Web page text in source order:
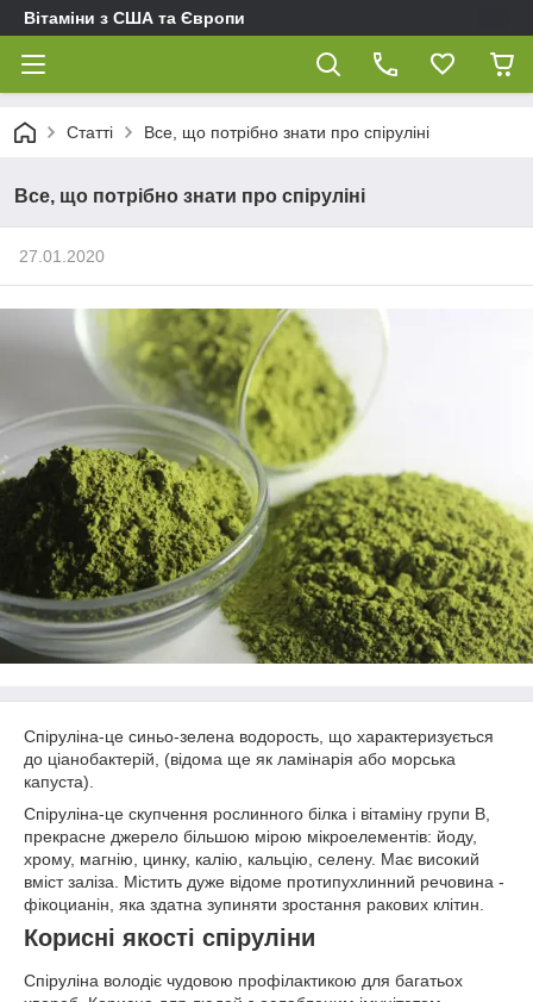
Вітаміни з США та Європи
Статті Все, що потрібно знати про спіруліні
Все, що потрібно знати про спіруліні
27.01.2020
Спіруліна-це синьо-зелена водорость, що характеризується
до ціанобактерій, (відома ще як ламінарія або морська
капуста).
Спіруліна-це скупчення рослинного білка і вітаміну групи В,
прекрасне джерело більшою мірою мікроелементів: йоду,
хрому, магнію, цинку, калію, кальцію, селену. Має високий
вміст заліза. Містить дуже відоме протипухлинний речовина -
фікоцианін, яка здатна зупиняти зростання ракових клітин.
Корисні якості спіруліни
Спіруліна володіє чудовою профілактикою для багатьох